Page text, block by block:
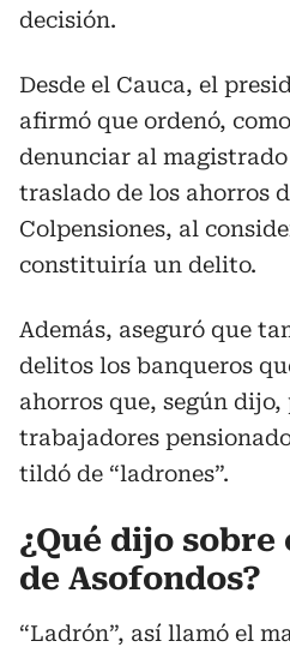
decisión.
Desde el Cauca, el
afirmó que ordenó,
denunciar al magistrado
traslado de los ahorros
Colpensiones, al
constituiría un delito.
Además, aseguró que
delitos los banqueros
ahorros que, según dijo,
trabajadores
tildó de “ladrones”.
¿Qué dijo
de Asofondos?
“Ladrón”, así llamó el